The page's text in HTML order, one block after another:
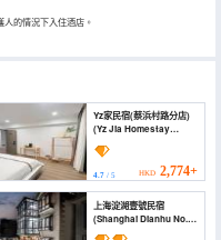
的情況下入住酒店。
Yz家民宿(蔡浜村路分店)
(Yz Jia Homestay
(Caibang Village Road))
4.7/ 5 HKD 2,774+
上海淀湖壹號民宿
(Shanghai Dianhu No.1
B&B)